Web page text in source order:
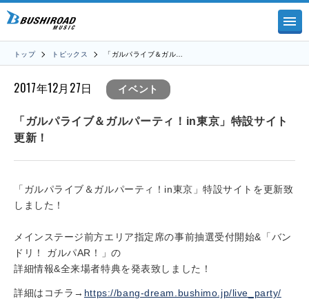
トップ トピックス 「ガルパライブ＆ガル…
2017年12月27日 イベント
「ガルパライブ＆ガルパーティ！in東京」特設サイト
更新！
「ガルパライブ＆ガルパーティ！in東京」特設サイトを更新致
しました！
メインステージ前方エリア指定席の事前抽選受付開始&「バン
ドリ！ ガルパAR！」の
詳細情報&全来場者特典を発表致しました！
詳細はコチラ→ https://bang-dream.bushimo.jp/live_party/